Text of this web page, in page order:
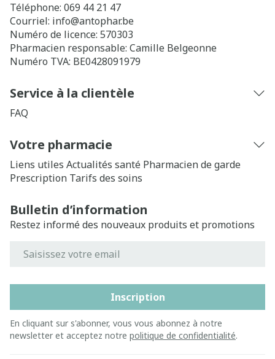
Téléphone: 069 44 21 47
Courriel: info@antophar.be
Numéro de licence: 570303
Pharmacien responsable: Camille Belgeonne
Numéro TVA: BE0428091979
Service à la clientèle
FAQ
Votre pharmacie
Liens utiles Actualités santé Pharmacien de garde
Prescription Tarifs des soins
Bulletin d’information
Restez informé des nouveaux produits et promotions
Inscription
En cliquant sur s'abonner, vous vous abonnez à notre
newsletter et acceptez notre politique de confidentialité.